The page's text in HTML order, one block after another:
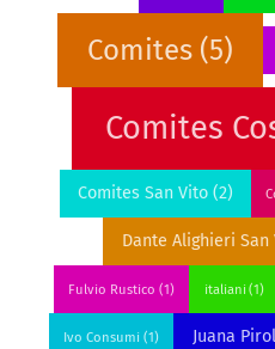
Comites (5)
Comites
Comites San Vito (2)
Dante Alighieri San
Fulvio Rustico (1) italiani (1)
Ivo Consumi (1) Juana